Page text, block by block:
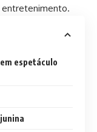
entretenimento.
espetáculo